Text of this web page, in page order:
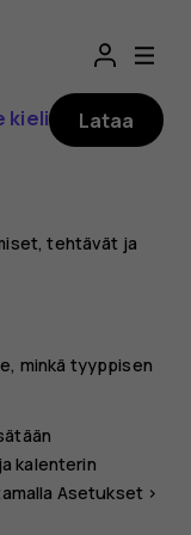
kieli Lataa
tehtävät ja
minkä tyyppisen
kalenterin
Asetukset >